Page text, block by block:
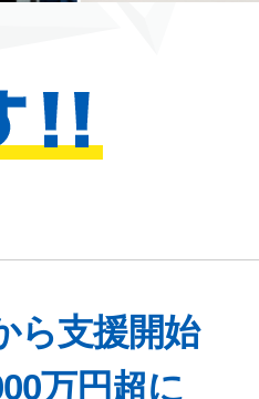
ら支援開始
万円超に